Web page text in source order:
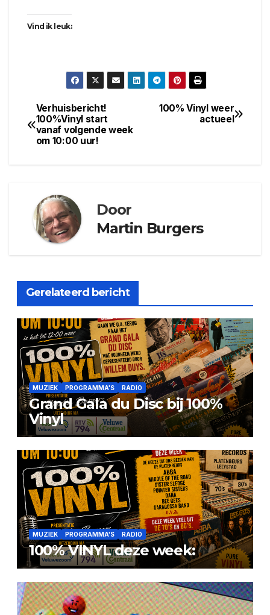
Vind ik leuk:
Bericht
navigatie
100% Vinyl weer
actueel
Verhuisbericht!
100%Vinyl start
vanaf volgende week
om 10:00 uur!
Door
Martin Burgers
Gerelateerd bericht
MUZIEK PROGRAMMA'S RADIO
Grand Gala du Disc bij 100%
Vinyl
MUZIEK PROGRAMMA'S RADIO
100% VINYL deze week: